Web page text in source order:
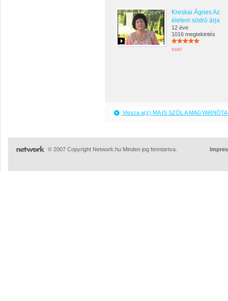
Kreskai Ágnes Az
életem sódró árja
12 éve
1016 megtekintés
suvi
Vissza a(z) MA IS SZÓL A
© 2007 Copyright Network.hu Minden jog fenntartva.